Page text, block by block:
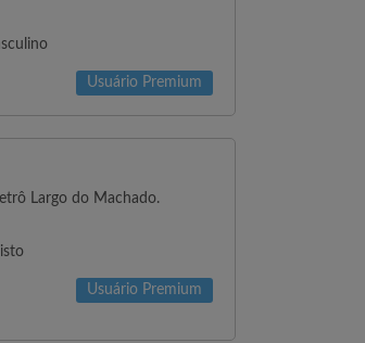
Usuário Premium
Largo do Machado.
Usuário Premium